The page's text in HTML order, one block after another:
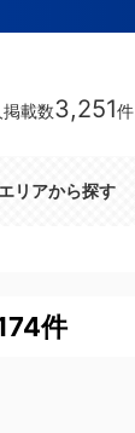
載数3,251件
エリアから探す
件